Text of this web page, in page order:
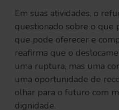
Em suas atividades, o
questionado sobre o que
que pode oferecer e
reafirma que o
uma ruptura, mas uma
uma oportunidade de
olhar para o futuro com
dignidade.